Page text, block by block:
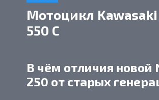
Мотоцикл Kawasaki
550 C
В чём отличия новой
250 от старых